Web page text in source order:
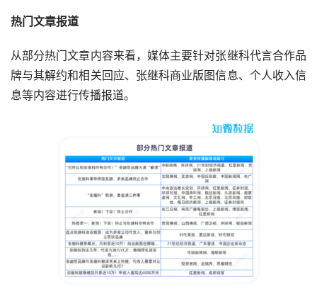
热门文章报道
从部分热门文章内容来看，媒体主要针对张继科代言合作品
牌与其解约和相关回应、张继科商业版图信息、个人收入信
息等内容进行传播报道。